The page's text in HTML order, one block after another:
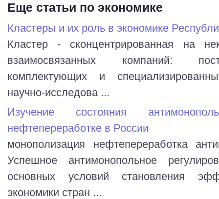
Еще статьи по экономике
Кластеры и их роль в экономике
Кластер - сконцентрированная на
взаимосвязанных компаний:
комплектующих и
научно-исследова ...
Изучение состояния
нефтепереработке в России
монополизация нефтепереработка
Успешное антимонопольное
основных условий становления
экономики стран ...